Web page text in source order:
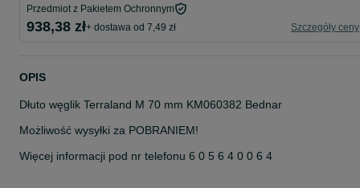
Przedmiot z Pakietem Ochronnym
938,38 zł+ dostawa od 7,49 zł Szczegóły ceny
OPIS
Dłuto węglik Terraland M 70 mm KM060382 Bednar
Możliwość wysyłki za POBRANIEM!
Więcej informacji pod nr telefonu 6 0 5 6 4 0 0 6 4